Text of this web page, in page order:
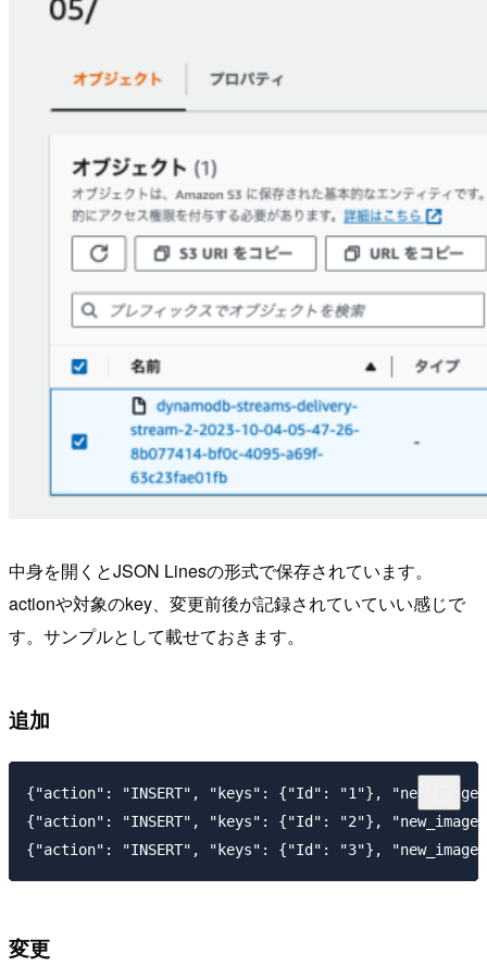
中身を開くとJSON Linesの形式で保存されています。
actionや対象のkey、変更前後が記録されていていい感じで
す。サンプルとして載せておきます。
追加
{"action": "INSERT", "keys": {"Id": "1"},
{"action": "INSERT", "keys": {"Id": "2"},
変更